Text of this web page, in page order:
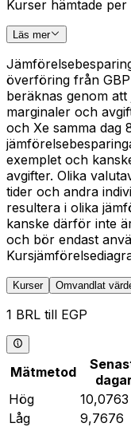
Kurser hämtade
Läs mer
överföring från
beräknas genom
marginaler och
och Xe samma dag
exemplet och
avgifter. Olika
tider och andra
resultera i olika
kanske därför inte
och bör endast
Kurser Omvandlat
1 BRL till EGP
Mätmetod
Hög
10,0763
Låg
9,7676